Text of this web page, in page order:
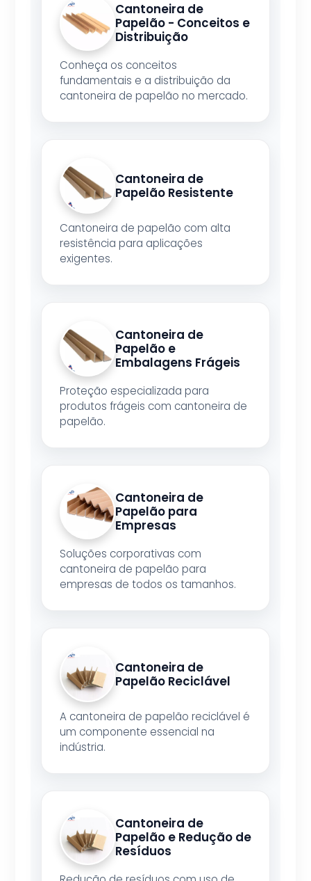
Cantoneira de
Papelão - Conceitos e
Distribuição
Conheça os conceitos
fundamentais e a distribuição da
cantoneira de papelão no mercado.
Cantoneira de
Papelão Resistente
Cantoneira de papelão com alta
resistência para aplicações
exigentes.
Cantoneira de
Papelão e
Embalagens Frágeis
Proteção especializada para
produtos frágeis com cantoneira de
papelão.
Cantoneira de
Papelão para
Empresas
Soluções corporativas com
cantoneira de papelão para
empresas de todos os tamanhos.
Cantoneira de
Papelão Reciclável
A cantoneira de papelão reciclável é
um componente essencial na
indústria.
Cantoneira de
Papelão e Redução de
Resíduos